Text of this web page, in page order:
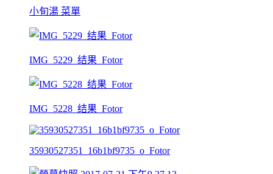
小旬湯 菜單
IMG_5229_结果_Fotor
IMG_5228_结果_Fotor
35930527351_16b1bf9735_o_Fotor